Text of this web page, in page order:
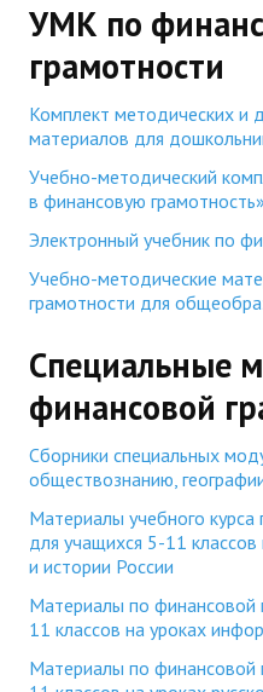
УМК по
грамотности
Комплект методических и
материалов для
Учебно-методический
в финансовую
Электронный учебник по
Учебно-методические
грамотности для
Специальные
финансовой
Сборники специальных
обществознанию,
Материалы учебного
для учащихся 5-11
и истории России
Материалы по финансовой
11 классов на уроках
Материалы по финансовой